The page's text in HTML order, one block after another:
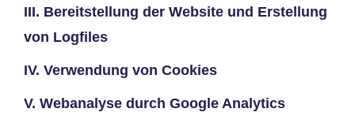
III. Bereitstellung der Website und Erstellung
von Logfiles
IV. Verwendung von Cookies
V. Webanalyse durch Google Analytics